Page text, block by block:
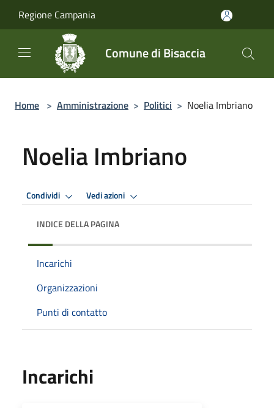
Regione Campania
Comune di Bisaccia
Home > Amministrazione > Politici > Noelia Imbriano
Noelia Imbriano
Condividi Vedi azioni
INDICE DELLA PAGINA
Incarichi
Organizzazioni
Punti di contatto
Incarichi